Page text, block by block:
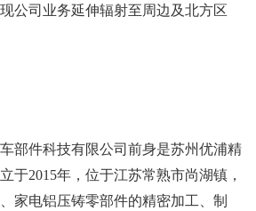
公司业务延伸辐射至周边及北方区
部件科技有限公司前身是苏州优浦精
于2015年，位于江苏常熟市尚湖镇，
家电铝压铸零部件的精密加工、制